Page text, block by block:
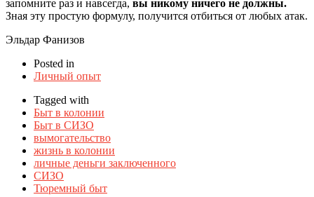
запомните раз и навсегда, вы никому ничего не должны.
Зная эту простую формулу, получится отбиться от любых атак.
Эльдар Фанизов
Posted in
Личный опыт
Tagged with
Быт в колонии
Быт в СИЗО
вымогательство
жизнь в колонии
личные деньги заключенного
СИЗО
Тюремный быт